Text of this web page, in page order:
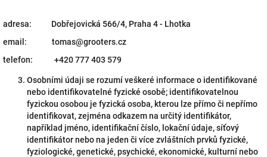
adresa: Dobřejovická 566/4, Praha 4 - Lhotka
email: tomas@grooters.cz
telefon: +420 777 403 579
Osobními údaji se rozumí veškeré informace o identifikované
nebo identifikovatelné fyzické osobě; identifikovatelnou
fyzickou osobou je fyzická osoba, kterou lze přímo či nepřímo
identifikovat, zejména odkazem na určitý identifikátor,
například jméno, identifikační číslo, lokační údaje, síťový
identifikátor nebo na jeden či více zvláštních prvků fyzické,
fyziologické, genetické, psychické, ekonomické, kulturní nebo